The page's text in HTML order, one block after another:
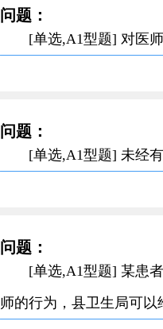
问题：
[单选,A1型题] 对医
问题：
[单选,A1型题] 未经
问题：
[单选,A1型题] 某患
师的行为，县卫生局可以